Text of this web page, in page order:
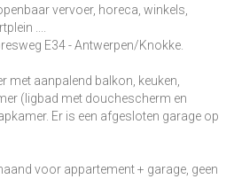
vervoer, horeca, winkels,
....
E34 - Antwerpen/Knokke.
aanpalend balkon, keuken,
(ligbad met douchescherm en
Er is een afgesloten garage op
voor appartement + garage, geen